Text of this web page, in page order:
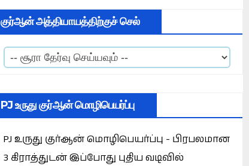
குர்ஆன் அத்தியாயத்திற்குச் செல்
PJ உருது குர்ஆன் மொழிபெயர்ப்பு
PJ உருது குர்ஆன் மொழிபெயர்ப்பு - பிரபலமான
3 கிராத்துடன் இப்போது புதிய வடிவில்